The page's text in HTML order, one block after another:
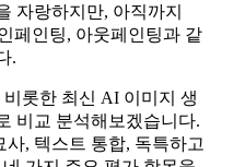
자랑하지만, 아직까지
페인팅, 아웃페인팅과 같
.
롯한 최신 AI 이미지 생
비교 분석해보겠습니다.
, 텍스트 통합, 독특하고